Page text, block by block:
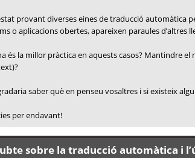
provant diverses eines de traducció automàtica
o aplicacions obertes, apareixen paraules d’altres
és la millor pràctica en aquests casos? Mantindre
saber què en penseu vosaltres i si existeix
per endavant!
sobre la traducció automàtica i